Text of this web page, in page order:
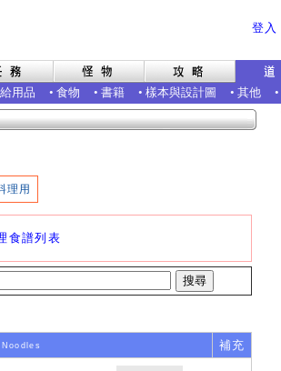
登入
用品 • 食物 • 書籍 • 樣本與設計圖 • 其他 •
理用
食譜列表
補充